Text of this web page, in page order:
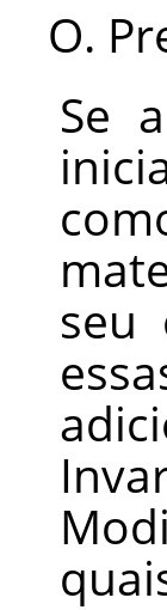
Se
seu